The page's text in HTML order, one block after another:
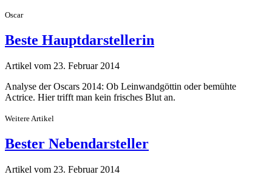
Oscar
Beste Hauptdarstellerin
Artikel vom 23. Februar 2014
Analyse der Oscars 2014: Ob Leinwandgöttin oder bemühte
Actrice. Hier trifft man kein frisches Blut an.
Weitere Artikel
Bester Nebendarsteller
Artikel vom 23. Februar 2014